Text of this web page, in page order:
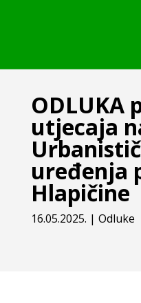
ODLUKA
utjecaja
uređenja
Hlapičine
16.05.2025. | Odluke